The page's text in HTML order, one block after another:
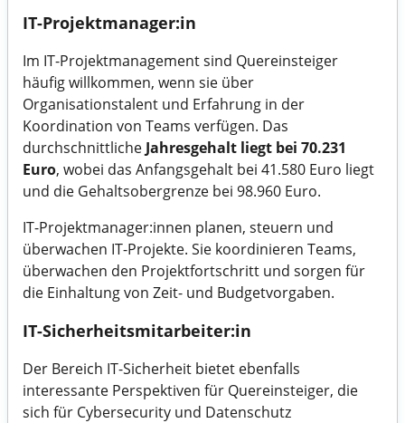
IT-Projektmanager:in
Im IT-Projektmanagement sind Quereinsteiger
häufig willkommen, wenn sie über
Organisationstalent und Erfahrung in der
Koordination von Teams verfügen. Das
durchschnittliche Jahresgehalt liegt bei 70.231
Euro, wobei das Anfangsgehalt bei 41.580 Euro liegt
und die Gehaltsobergrenze bei 98.960 Euro.
IT-Projektmanager:innen planen, steuern und
überwachen IT-Projekte. Sie koordinieren Teams,
überwachen den Projektfortschritt und sorgen für
die Einhaltung von Zeit- und Budgetvorgaben.
IT-Sicherheitsmitarbeiter:in
Der Bereich IT-Sicherheit bietet ebenfalls
interessante Perspektiven für Quereinsteiger, die
sich für Cybersecurity und Datenschutz